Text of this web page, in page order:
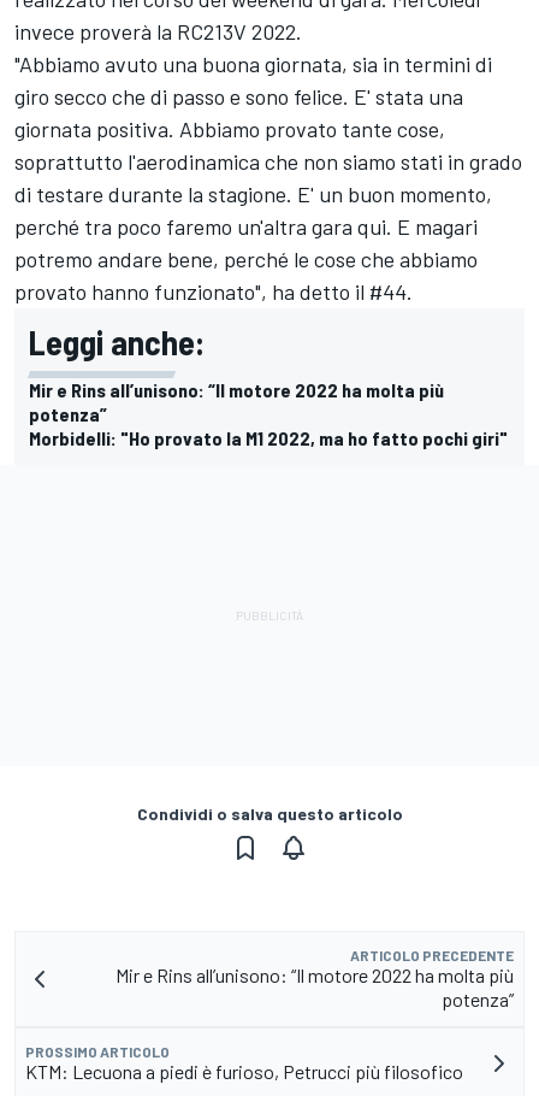
invece proverà la RC213V 2022.
"Abbiamo avuto una buona giornata, sia in termini di
giro secco che di passo e sono felice. E' stata una
giornata positiva. Abbiamo provato tante cose,
soprattutto l'aerodinamica che non siamo stati in grado
di testare durante la stagione. E' un buon momento,
perché tra poco faremo un'altra gara qui. E magari
potremo andare bene, perché le cose che abbiamo
provato hanno funzionato", ha detto il #44.
Leggi anche:
Mir e Rins all’unisono: “Il motore 2022 ha molta più
potenza”
Morbidelli: "Ho provato la M1 2022, ma ho fatto pochi giri"
Condividi o salva questo articolo
ARTICOLO PRECEDENTE
Mir e Rins all’unisono: “Il motore 2022 ha molta più
potenza”
PROSSIMO ARTICOLO
KTM: Lecuona a piedi è furioso, Petrucci più filosofico